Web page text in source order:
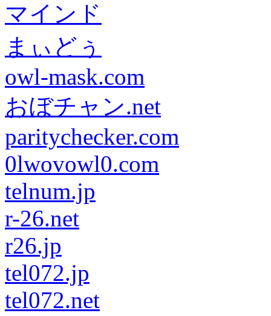
マインド
まぃどぅ
owl-mask.com
おぼチャン.net
paritychecker.com
0lwovowl0.com
telnum.jp
r-26.net
r26.jp
tel072.jp
tel072.net